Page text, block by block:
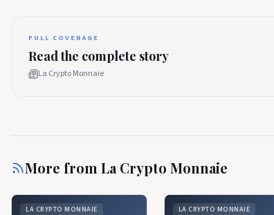
FULL COVERAGE
Read the complete story
La Crypto Monnaie
More from La Crypto Monnaie
LA CRYPTO MONNAIE LA CRYPTO MONNAIE